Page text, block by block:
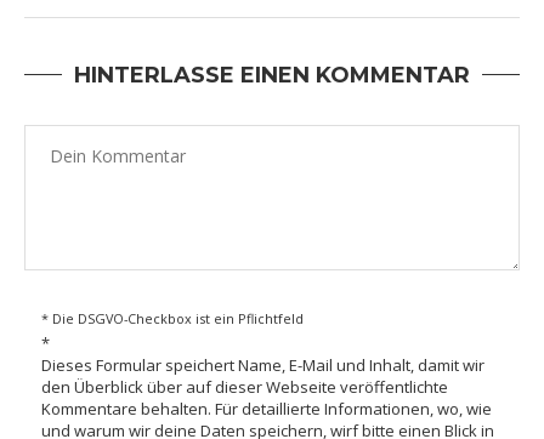
HINTERLASSE EINEN KOMMENTAR
* Die DSGVO-Checkbox ist ein Pflichtfeld
*
Dieses Formular speichert Name, E-Mail und Inhalt, damit wir
den Überblick über auf dieser Webseite veröffentlichte
Kommentare behalten. Für detaillierte Informationen, wo, wie
und warum wir deine Daten speichern, wirf bitte einen Blick in